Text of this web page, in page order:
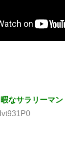
なサラリーマン